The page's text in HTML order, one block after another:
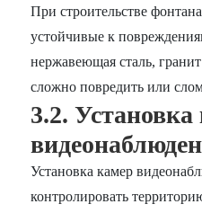
При строительстве
устойчивые к
нержавеющая сталь,
сложно повредить или
3.2. Установка
Установка камер
контролировать